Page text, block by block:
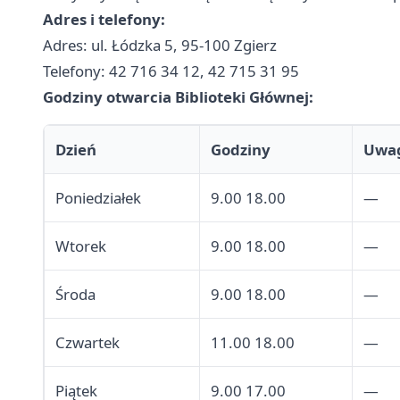
Adres i telefony:
Adres: ul. Łódzka 5, 95-100 Zgierz
Telefony: 42 716 34 12, 42 715 31 95
Godziny otwarcia Biblioteki Głównej:
Dzień Godziny
Poniedziałek 9.00 18.00 —
Wtorek 9.00 18.00 —
Środa 9.00 18.00 —
Czwartek 11.00 18.00 —
Piątek 9.00 17.00 —